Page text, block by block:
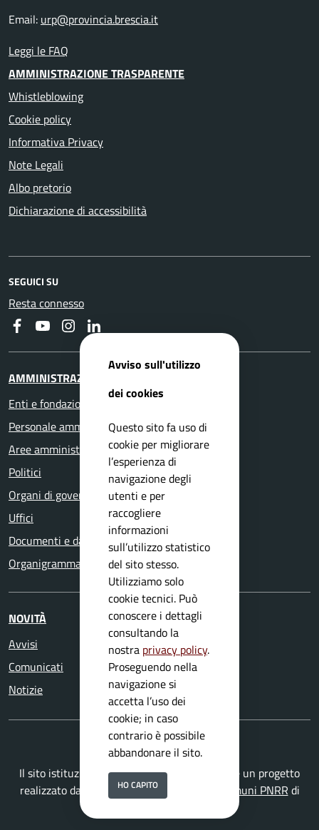
Email: urp@provincia.brescia.it
Leggi le FAQ
AMMINISTRAZIONE TRASPARENTE
Whistleblowing
Cookie policy
Informativa Privacy
Note Legali
Albo pretorio
Dichiarazione di accessibilità
SEGUICI SU
Resta connesso
FaceboookYoutubeInstagram
AMMINISTRAZIONE
Enti e fondazioni
Personale amministrativo
Aree amministrative
Politici
Organi di governo
Uffici
Documenti e dati
Organigramma
NOVITÀ
Avvisi
Comunicati
Notizie
Il sito istituzionale della Provincia di Brescia è un progetto
realizzato da
Secoval srlcon la Soluzione Comuni PNRR di
Avviso sull'utilizzo
dei cookies
Questo sito fa uso di
cookie per migliorare
l’esperienza di
navigazione degli
utenti e per
raccogliere
informazioni
sull’utilizzo statistico
del sito stesso.
Utilizziamo solo
cookie tecnici. Può
conoscere i dettagli
consultando la
nostra privacy policy.
Proseguendo nella
navigazione si
accetta l’uso dei
cookie; in caso
contrario è possibile
abbandonare il sito.
HO CAPITO